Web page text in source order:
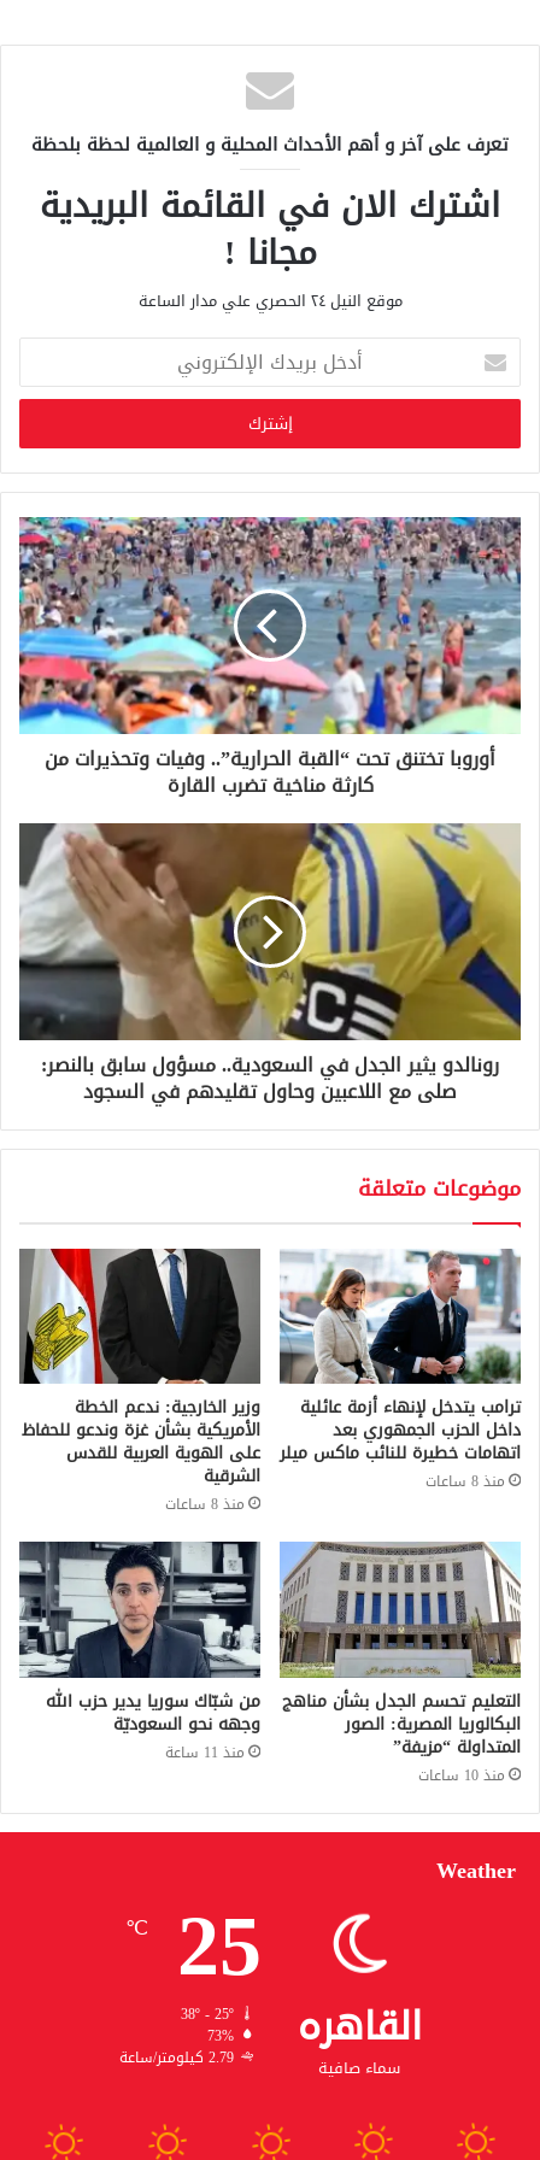
تعرف على آخر و أهم الأحداث المحلية و العالمية لحظة بلحظة
اشترك الان في القائمة البريدية
مجانا !
موقع النيل ٢٤ الحصري علي مدار الساعة
خ
ب
ر
ي
د
ك
ا
ل
إ
ل
ك
ت
ر
أوروبا تختنق تحت “القبة الحرارية”.. وفيات وتحذيرات من
كارثة مناخية تضرب القارة
رونالدو يثير الجدل في السعودية.. مسؤول سابق بالنصر:
صلى مع اللاعبين وحاول تقليدهم في السجود
موضوعات متعلقة
ترامب يتدخل لإنهاء أزمة عائلية
داخل الحزب الجمهوري بعد
اتهامات خطيرة للنائب ماكس ميلر
منذ 8 ساعات
وزير الخارجية: ندعم الخطة
الأمريكية بشأن غزة وندعو للحفاظ
على الهوية العربية للقدس
الشرقية
منذ 8 ساعات
التعليم تحسم الجدل بشأن مناهج
البكالوريا المصرية: الصور
المتداولة “مزيفة”
منذ 10 ساعات
من شبّاك سوريا يدير حزب الله
وجهه نحو السعوديّة
منذ 11 ساعة
Weather
القاهره
سماء صافية
25
℃
38º - 25º
73%
2.79 كيلومتر/ساعة